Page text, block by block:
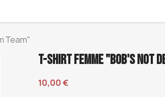
Team"
T-SHIRT FEMME "BOB'S NOT
10,00 €